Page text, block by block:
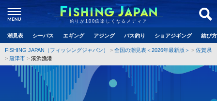
釣りが100倍楽しくなるメディア
潮見表 シーバス エギング アジング バス釣り ショアジギング 結び
FISHING JAPAN（フィッシングジャパン） 全国の潮見表＜2026年最新版＞
佐賀県
唐津市
湊浜漁港